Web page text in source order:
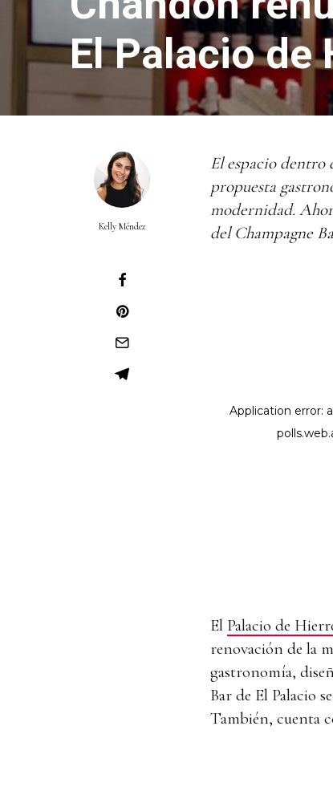
El Palacio de
Kelly Méndez
El espacio dentro
propuesta
modernidad.
del Champagne
El Palacio de
renovación de la
gastronomía,
Bar de El Palacio
También, cuenta